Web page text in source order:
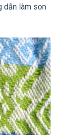
dẫn làm son